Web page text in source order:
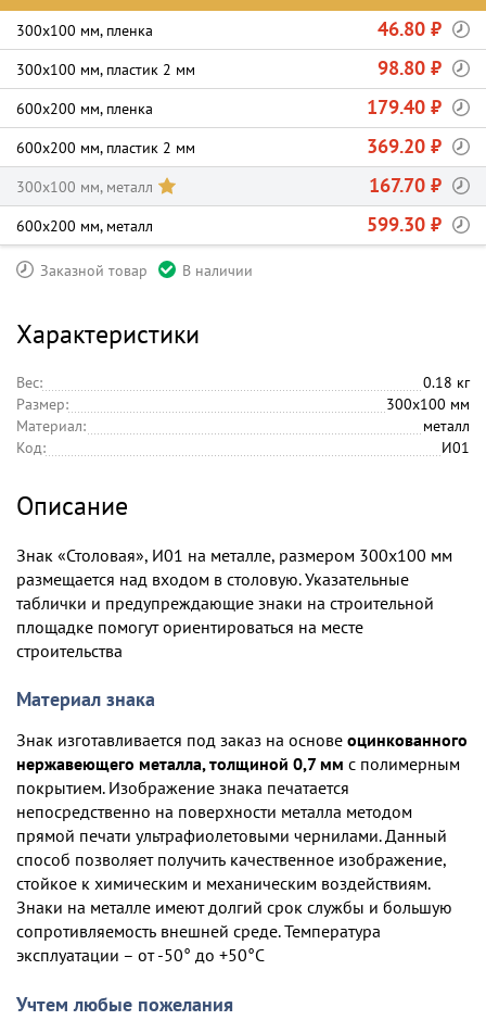
300х100 мм, пленка 46.80 ₽
300х100 мм, пластик 2 мм 98.80 ₽
600х200 мм, пленка 179.40 ₽
600х200 мм, пластик 2 мм 369.20 ₽
300х100 мм, металл 167.70 ₽
600х200 мм, металл 599.30 ₽
Заказной товар В наличии
Характеристики
Вес:
0.18 кг
Размер:
300х100 мм
Материал:
металл
Код:
И01
Описание
Знак «Столовая», И01 на металле, размером 300х100 мм
размещается над входом в столовую. Указательные
таблички и предупреждающие знаки на строительной
площадке помогут ориентироваться на месте
строительства
Материал знака
Знак изготавливается под заказ на основе оцинкованного
нержавеющего металла, толщиной 0,7 мм с полимерным
покрытием. Изображение знака печатается
непосредственно на поверхности металла методом
прямой печати ультрафиолетовыми чернилами. Данный
способ позволяет получить качественное изображение,
стойкое к химическим и механическим воздействиям.
Знаки на металле имеют долгий срок службы и большую
сопротивляемость внешней среде. Температура
эксплуатации – от -50° до +50°С
Учтем любые пожелания